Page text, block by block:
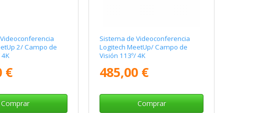
2/ Campo de
€
Comprar
Sistema de Videoconferencia
Logitech MeetUp/ Campo de
Visión 113º/ 4K
485,00 €
Comprar